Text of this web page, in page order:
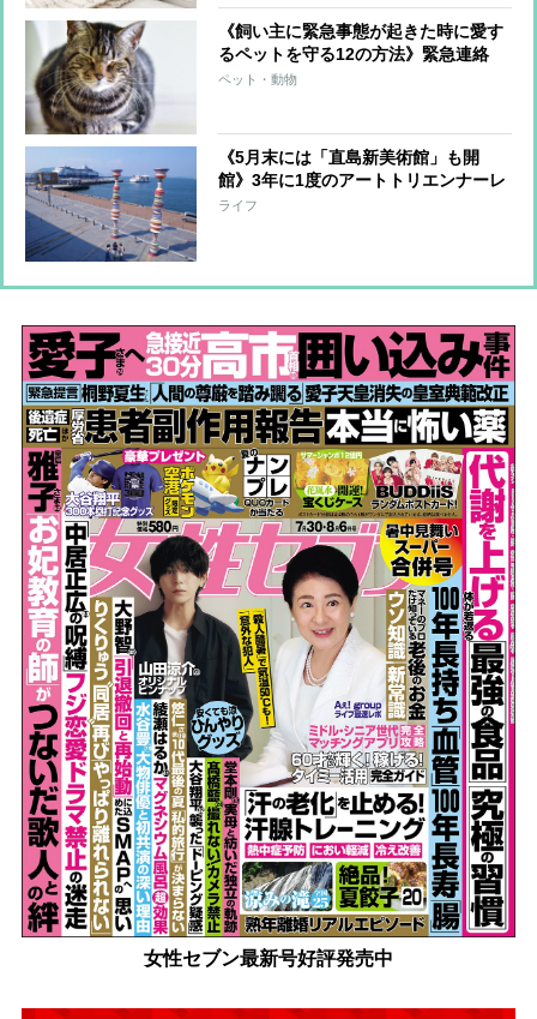
《飼い主に緊急事態が起きた時に愛す
るペットを守る12の方法》緊急連絡
先、エンディングノート、ペット信
ペット・動物
《5月末には「直島新美術館」も開
館》3年に1度のアートトリエンナーレ
「瀬戸内国際芸術祭」が開幕直前！見
ライフ
女性セブン最新号好評発売中